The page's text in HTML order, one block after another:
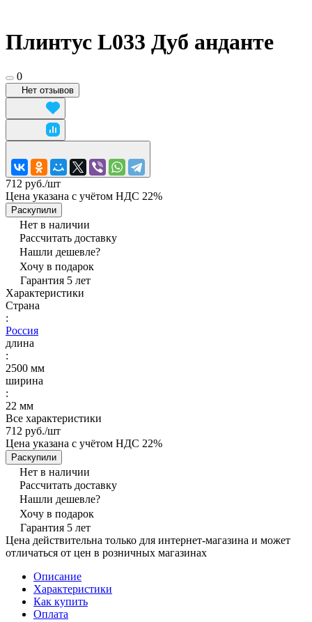
Плинтус L033 Дуб анданте
0
Нет отзывов
712 руб./шт
Цена указана с учётом НДС 22%
Раскупили
Нет в наличии
Рассчитать доставку
Нашли дешевле?
Хочу в подарок
Гарантия 5 лет
Характеристики
Страна
:
Россия
длина
:
2500 мм
ширина
:
22 мм
Все характеристики
712 руб./шт
Цена указана с учётом НДС 22%
Раскупили
Нет в наличии
Рассчитать доставку
Нашли дешевле?
Хочу в подарок
Гарантия 5 лет
Цена действительна только для интернет-магазина и может
отличаться от цен в розничных магазинах
Описание
Характеристики
Как купить
Оплата